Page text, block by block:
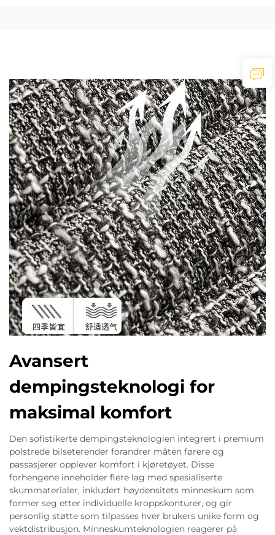
Avansert
dempingsteknologi for
maksimal komfort
Den sofistikerte dempingsteknologien integrert i premium
polstrede bilseterender forandrer måten førere og
passasjerer opplever komfort i kjøretøyet. Disse
forhengene inneholder flere lag med spesialiserte
skummaterialer, inkludert høydensitets minneskum som
former seg etter individuelle kroppskonturer, og gir
personlig støtte som tilpasses hver brukers unike form og
vektdistribusjon. Minneskumteknologien reagerer på